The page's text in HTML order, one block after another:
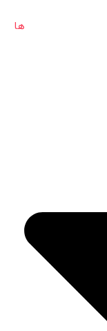
ها